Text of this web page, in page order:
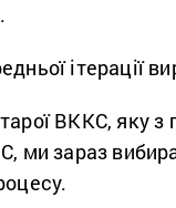
ітерації
ВККС, яку
ми зараз